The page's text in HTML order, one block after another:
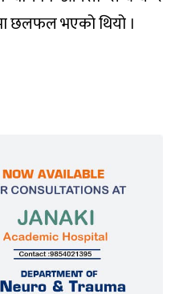
छलफल भएको थियो ।